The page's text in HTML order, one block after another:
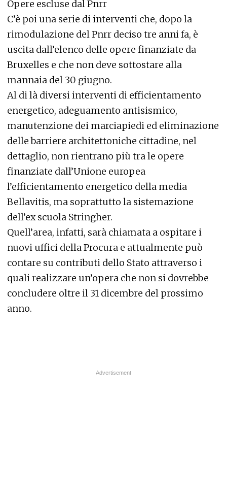
Opere escluse dal Pnrr
C’è poi una serie di interventi che, dopo la
rimodulazione del Pnrr deciso tre anni fa, è
uscita dall’elenco delle opere finanziate da
Bruxelles e che non deve sottostare alla
mannaia del 30 giugno.
Al di là diversi interventi di efficientamento
energetico, adeguamento antisismico,
manutenzione dei marciapiedi ed eliminazione
delle barriere architettoniche cittadine, nel
dettaglio, non rientrano più tra le opere
finanziate dall’Unione europea
l’efficientamento energetico della media
Bellavitis, ma soprattutto la sistemazione
dell’ex scuola Stringher.
Quell’area, infatti, sarà chiamata a ospitare i
nuovi uffici della Procura e attualmente può
contare su contributi dello Stato attraverso i
quali realizzare un’opera che non si dovrebbe
concludere oltre il 31 dicembre del prossimo
anno.